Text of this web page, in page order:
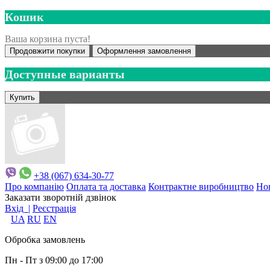
Кошик
Ваша корзина пуста!
Продовжити покупки Оформлення замовлення
Доступные варианты
+38 (067) 634-30-77
Про компанію Оплата та доставка Контрактне виробництво
Заказати зворотній дзвінок
Вхід | Реєстрація
UA RU EN
Обробка замовлень
Пн - Пт з 09:00 до 17:00